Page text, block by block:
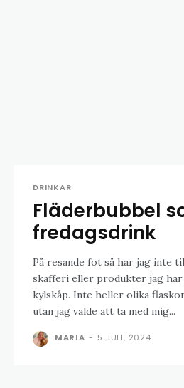
DRINKAR
Fläderbubbel
fredagsdrink
På resande fot så har jag inte
skafferi eller produkter jag
kylskåp. Inte heller olika
utan jag valde att ta med mig...
MARIA - 5 JULI, 2024